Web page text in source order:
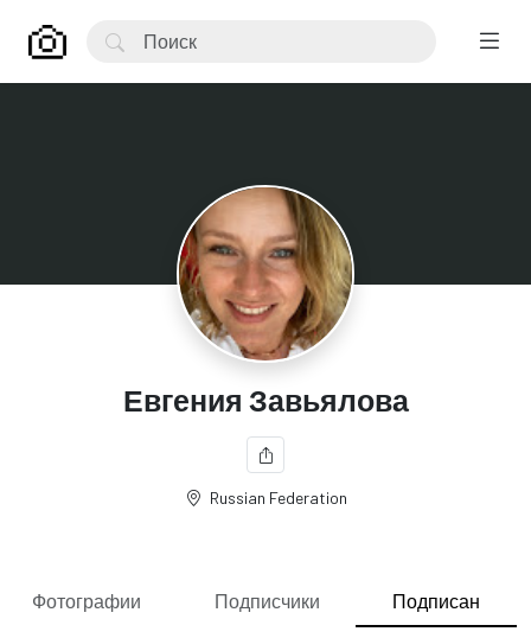
Евгения Завьялова
Russian Federation
Фотографии Подписчики Подписан